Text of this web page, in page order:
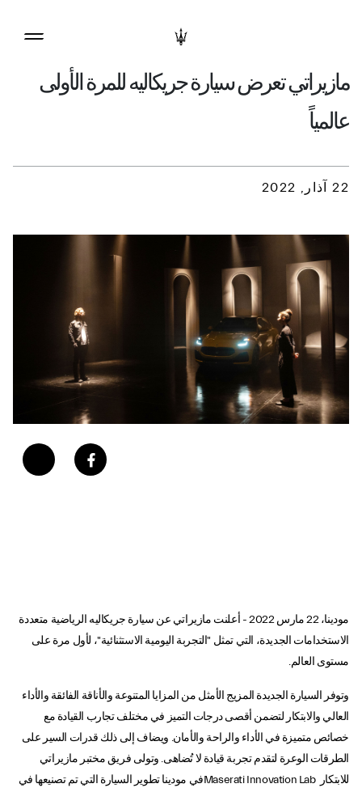
مازيراتي تعرض سيارة جريكاليه للمرة الأولى
عالمياً
22 آذار, 2022
مودينا، 22 مارس 2022 - أعلنت مازيراتي عن سيارة جريكاليه الرياضية متعددة
الاستخدامات الجديدة، التي تمثل "التجربة اليومية الاستثنائية"، لأول مرة على
مستوى العالم.
وتوفر السيارة الجديدة المزيج الأمثل من المزايا المتنوعة والأناقة الفائقة والأداء
العالي والابتكار لتضمن أقصى درجات التميز في مختلف تجارب القيادة مع
خصائص متميزة في الأداء والراحة والأمان. ويضاف إلى ذلك قدرات السير على
الطرقات الوعرة لتقدم تجربة قيادة لا تُضاهى. وتولى فريق مختبر مازيراتي
للابتكار Maserati Innovation Labفي مودينا تطوير السيارة التي تم تصنيعها في